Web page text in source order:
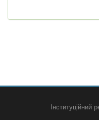
Інституційний